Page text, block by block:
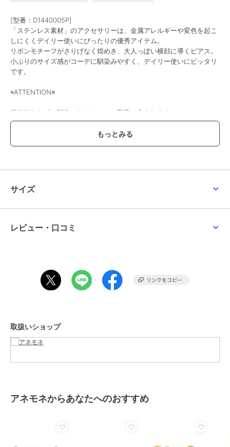
[型番：D1440005P]
「ステンレス素材」のアクセサリーは、金属アレルギーや変色を起こ
しにくくデイリー使いにぴったりの優秀アイテム。
リボンモチーフがさりげなく煌めき、大人っぽい横顔に導くピアス。
小ぶりのサイズ感がコーデに馴染みやすく、デイリー使いにピッタリ
です。
※ATTENTION※
■微細なキズや製造ムラはすべての商品に含まれます。
■【ゴールド】と【コッパーゴールド】は変色しにくい加工を施して
おりますが、ご使用状況によっては変色する場合がございます。
ご使用後は柔らかい布などでふき取りのお手入れや、メッキ製品同様
ブランド
性別タイプ
レディース
アクセサリー・ヘアアクセサリー
商品のお取り扱い方法
ピンクゴールド系
/リボンモチー
サイズ
レビュー・口コミ
取扱いショップ
アネモネからあなたへのおすすめ